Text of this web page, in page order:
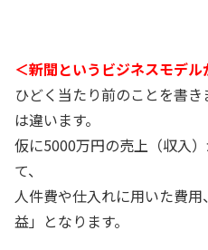
＜新聞というビジネスモデル
ひどく当たり前のことを書き
は違います。
仮に5000万円の売上（収入
て、
人件費や仕入れに用いた費
益」となります。